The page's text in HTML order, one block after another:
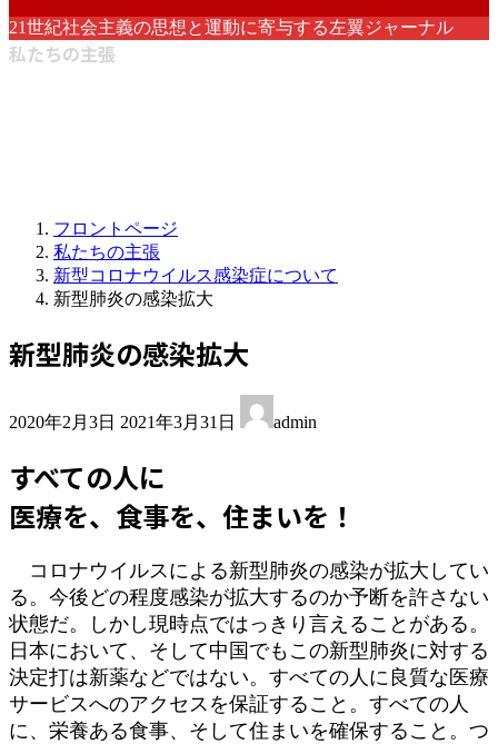
21世紀社会主義の思想と運動に寄与する左翼ジャーナル
私たちの主張
フロントページ
私たちの主張
新型コロナウイルス感染症について
新型肺炎の感染拡大
新型肺炎の感染拡大
2020年2月3日 終
新
時
2021年3月31日 admin
すべての人に
医療を、食事を、住まいを！
コロナウイルスによる新型肺炎の感染が拡大してい
る。今後どの程度感染が拡大するのか予断を許さない
状態だ。しかし現時点ではっきり言えることがある。
日本において、そして中国でもこの新型肺炎に対する
決定打は新薬などではない。すべての人に良質な医療
サービスへのアクセスを保証すること。すべての人
に、栄養ある食事、そして住まいを確保すること。つ